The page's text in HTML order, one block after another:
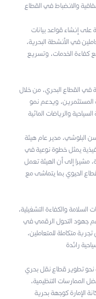
إنشاء قواعد بيانات
في الأنشطة البحرية،
الخدمات، وتسريع
القطاع البحري، من خلال
ويدعم نمو
مدير عام هيئة
يمثل خطوة نوعية في
إلى أن الهيئة تعمل
الحيوي بما يتماشى مع
والكفاءة التشغيلية،
جهود التحول الرقمي في
متكاملة للمتعاملين،
تطوير قطاع نقل بحري
التنظيمية،
الإمارة كوجهة بحرية